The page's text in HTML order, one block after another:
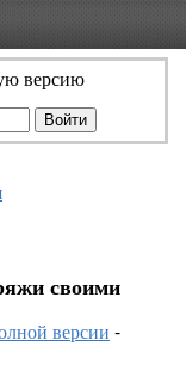
версию
своими
версии -